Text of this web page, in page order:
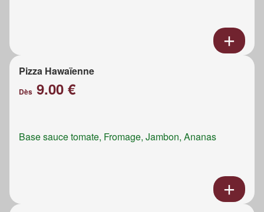
Pizza Hawaïenne
Dès 9.00 €
Base sauce tomate, Fromage, Jambon, Ananas